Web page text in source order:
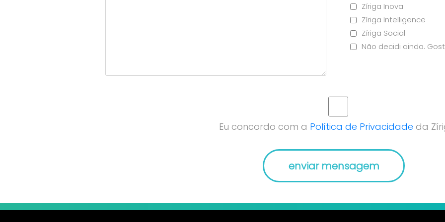
Zíriga Inova
Zíriga Intelligence
Zíriga Social
Não decidi ainda.
Eu concordo com a Política de Privacidade da